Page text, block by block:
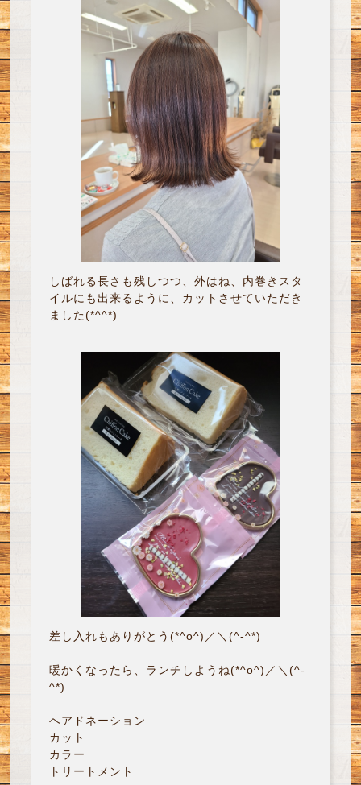
しばれる長さも残しつつ、外はね、内巻きスタ
イルにも出来るように、カットさせていただき
ました(*^^*)
差し入れもありがとう(*^o^)／＼(^-^*)
暖かくなったら、ランチしようね(*^o^)／＼(^-
^*)
ヘアドネーション
カット
カラー
トリートメント